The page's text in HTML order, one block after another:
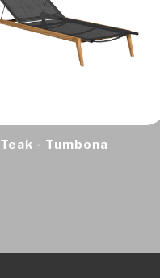
- Tumbona